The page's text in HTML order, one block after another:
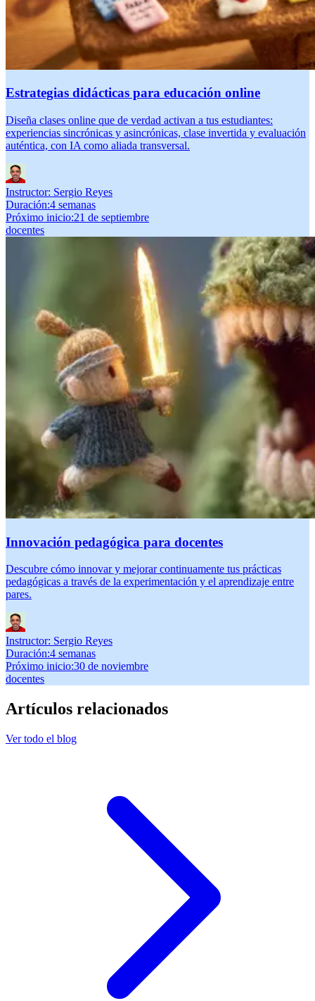
Estrategias didácticas para educación online
Diseña clases online que de verdad activan a tus estudiantes:
experiencias sincrónicas y asincrónicas, clase invertida y evaluación
auténtica, con IA como aliada transversal.
Instructor: Sergio Reyes
Duración:4 semanas
Próximo inicio:21 de septiembre
docentes
Innovación pedagógica para docentes
Descubre cómo innovar y mejorar continuamente tus prácticas
pedagógicas a través de la experimentación y el aprendizaje entre
pares.
Instructor: Sergio Reyes
Duración:4 semanas
Próximo inicio:30 de noviembre
docentes
Artículos relacionados
Ver todo el blog